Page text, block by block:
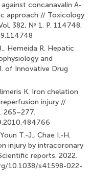
concanavalin A-
approach // Toxicology
382, № 1. P. 114748.
Hemeida R. Hepatic
and
of Innovative Drug
K. Iron chelation
injury //
265–277.
T.-J., Chae I.-H.
injury by intracoronary
reports. 2022.
10.1038/s41598-022-